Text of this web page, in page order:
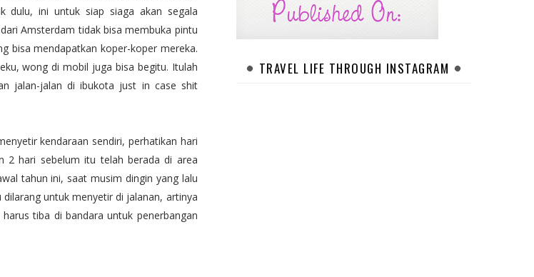
dulu, ini untuk siap siaga akan segala
Amsterdam tidak bisa membuka pintu
bisa mendapatkan koper-koper mereka.
wong di mobil juga bisa begitu. Itulah
jalan-jalan di ibukota just in case shit
kendaraan sendiri, perhatikan hari
2 hari sebelum itu telah berada di area
tahun ini, saat musim dingin yang lalu
untuk menyetir di jalanan, artinya
tiba di bandara untuk penerbangan
TRAVEL LIFE THROUGH INSTAGRAM